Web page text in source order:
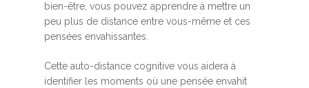
bien-être, vous pouvez apprendre à mettre un
peu plus de distance entre vous-même et ces
pensées envahissantes.
Cette auto-distance cognitive vous aidera à
identifier les moments où une pensée envahit
Podcast